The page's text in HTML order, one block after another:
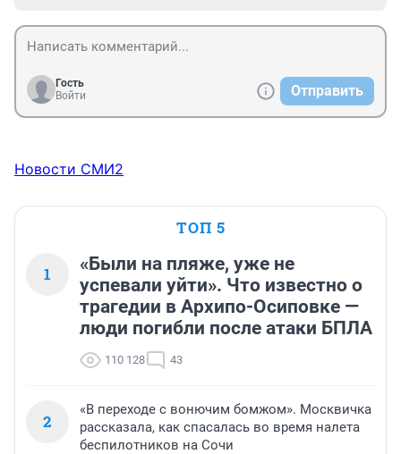
Гость
Войти
Отправить
Новости СМИ2
ТОП 5
1
«Были на пляже, уже не
успевали уйти». Что известно о
трагедии в Архипо-Осиповке —
люди погибли после атаки БПЛА
110 128 43
2
«В переходе с вонючим бомжом». Москвичка
рассказала, как спасалась во время налета
беспилотников на Сочи